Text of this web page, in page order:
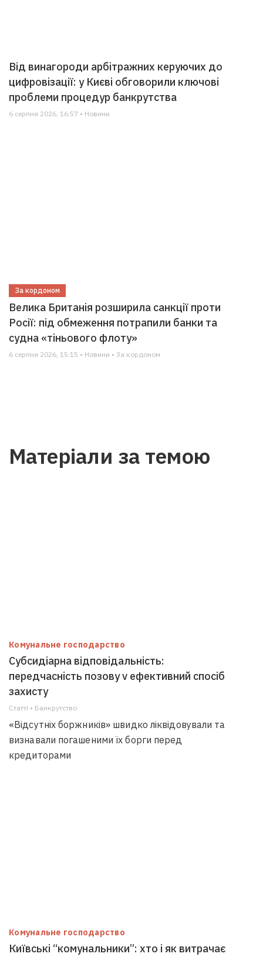
Від винагороди арбітражних керуючих до
цифровізації: у Києві обговорили ключові
проблеми процедур банкрутства
6 серпня 2026, 16:57 • Новини
За кордоном
Велика Британія розширила санкції проти
Росії: під обмеження потрапили банки та
судна «тіньового флоту»
6 серпня 2026, 15:15 • Новини • За кордоном
Матеріали за темою
Комунальне господарство
Субсидіарна відповідальність:
передчасність позову v ефективний спосіб
захисту
Статті • Банкрутство
«Відсутніх боржників» швидко ліквідовували та
визнавали погашеними їх борги перед
кредиторами
Комунальне господарство
Київські “комунальники”: хто і як витрачає